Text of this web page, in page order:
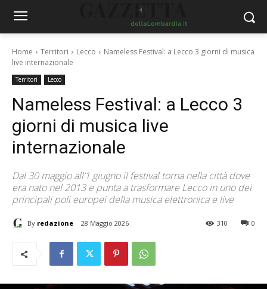
Home Territori Lecco
Nameless Festival: a Lecco 3 giorni di musica
live internazionale
Territori Lecco
Nameless Festival: a Lecco 3
giorni di musica live
internazionale
Dal 30 maggio all’1 giugno il festival torna nella città dove
era nato nel 2013 e punta a trasformare Lecco in uno dei
principali poli europei della musica elettronica e live
By redazione 28 Maggio 2026 0
310